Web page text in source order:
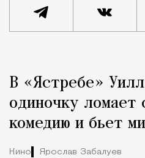
Город
В «Ястребе»
одиночку ломает
комедию и бьет
Кино Ярослав Забалуев